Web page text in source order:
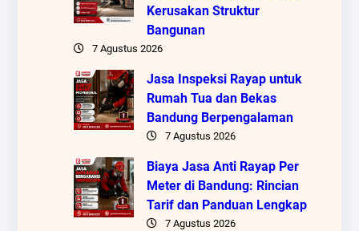
Kerusakan Struktur
Bangunan
7 Agustus 2026
Jasa Inspeksi Rayap untuk
Rumah Tua dan Bekas
Bandung Berpengalaman
7 Agustus 2026
Biaya Jasa Anti Rayap Per
Meter di Bandung: Rincian
Tarif dan Panduan Lengkap
7 Agustus 2026